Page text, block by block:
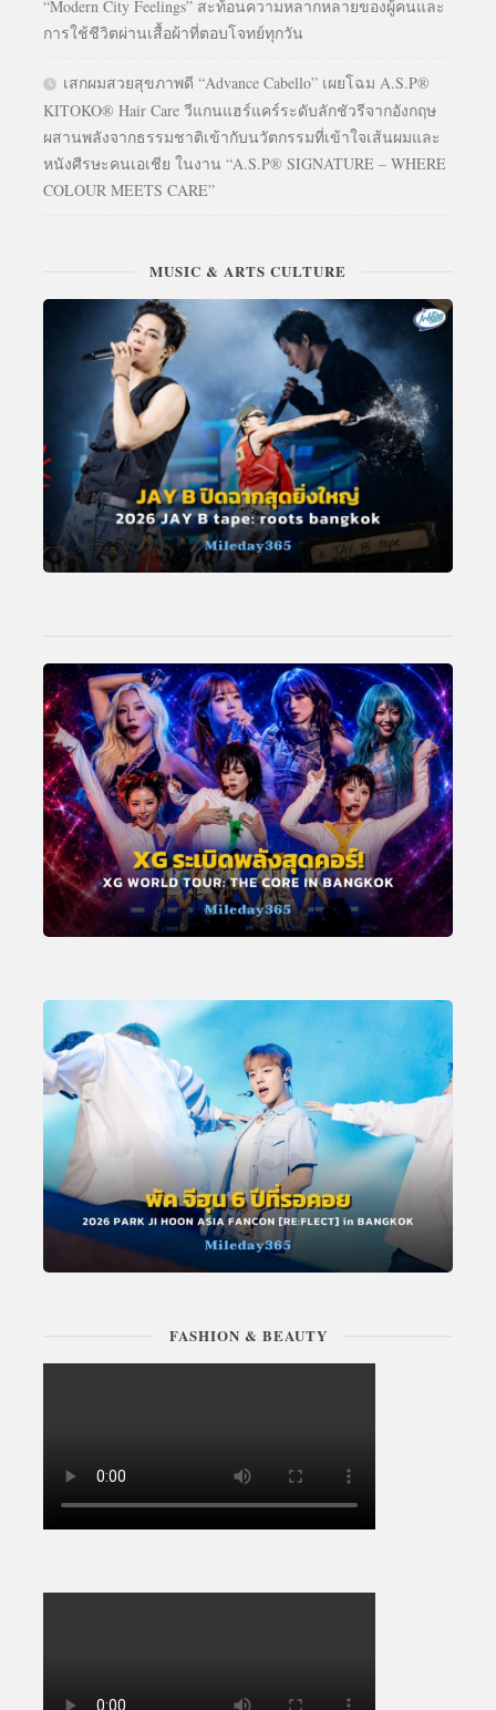
“Modern City Feelings” สะท้อนความหลากหลายของผู้คนและ
การใช้ชีวิตผ่านเสื้อผ้าที่ตอบโจทย์ทุกวัน
เสกผมสวยสุขภาพดี “Advance Cabello” เผยโฉม A.S.P®
KITOKO® Hair Care วีแกนแฮร์แคร์ระดับลักชัวรีจากอังกฤษ
ผสานพลังจากธรรมชาติเข้ากับนวัตกรรมที่เข้าใจเส้นผมและ
หนังศีรษะคนเอเชีย ในงาน “A.S.P® SIGNATURE – WHERE
COLOUR MEETS CARE”
MUSIC & ARTS CULTURE
FASHION & BEAUTY